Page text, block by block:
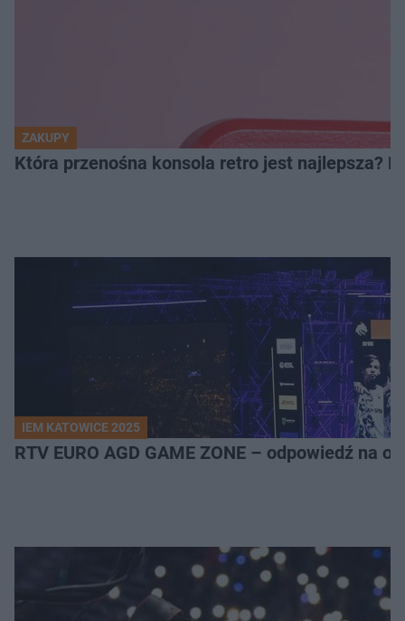
ZAKUPY
Która przenośna konsola retro jest najlepsza?
IEM KATOWICE 2025
RTV EURO AGD GAME ZONE – odpowiedź na